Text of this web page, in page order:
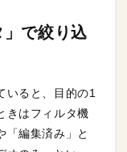
で絞り込
いると、目的の1
きはフィルタ機
「編集済み」と